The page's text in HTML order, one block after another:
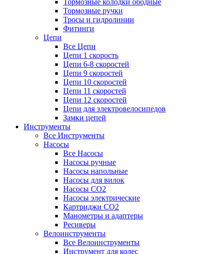
Тормозные колодки ободные
Тормозные ручки
Тросы и гидролинии
Фитинги
Цепи
Все Цепи
Цепи 1 скорость
Цепи 6-8 скоростей
Цепи 9 скоростей
Цепи 10 скоростей
Цепи 11 скоростей
Цепи 12 скоростей
Цепи для электровелосипедов
Замки цепей
Инструменты
Все Инструменты
Насосы
Все Насосы
Насосы ручные
Насосы напольные
Насосы для вилок
Насосы CO2
Насосы электрические
Картриджи CO2
Манометры и адаптеры
Ресиверы
Велоинструменты
Все Велоинструменты
Инструмент для колес